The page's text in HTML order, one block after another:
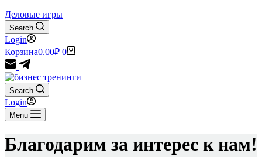
Деловые игры
Search
Login
Корзина0.00₽ 0
Search
Login
Menu
Благодарим за интерес к нам!